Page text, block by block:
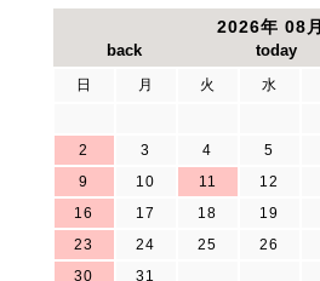
2026年 08月
日 月 火 水
2
3 4 5
9
10 11 12
16
17 18 19
23
24 25 26
30
31